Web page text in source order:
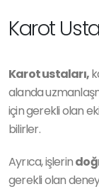
Karot
Karot ustaları,
alanda
için gerekli olan
bilirler.
Ayrıca, işlerin
gerekli olan